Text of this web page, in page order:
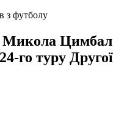
з футболу
Микола Цимбал
го туру Другої